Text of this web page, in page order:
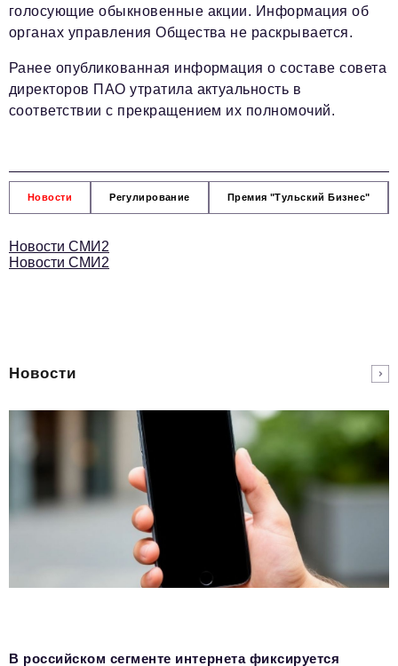
Информационный отдел
info@business-magazine.online
Отдел рекламы
reklama@business-magazine.online
Отдел распространения/редакционная подписка
partner@business-magazine.online
голосующие обыкновенные акции. Информация об
органах управления Общества не раскрывается.
Ранее опубликованная информация о составе совета
директоров ПАО утратила актуальность в
соответствии с прекращением их полномочий.
Новости Регулирование Премия "Тульский Бизнес"
Новости СМИ2
Новости СМИ2
Новости
В российском сегменте интернета фиксируется